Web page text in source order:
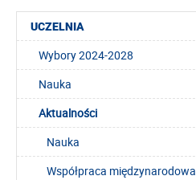
UCZELNIA
Wybory 2024-2028
Nauka
Aktualności
Nauka
Współpraca międzynarodowa